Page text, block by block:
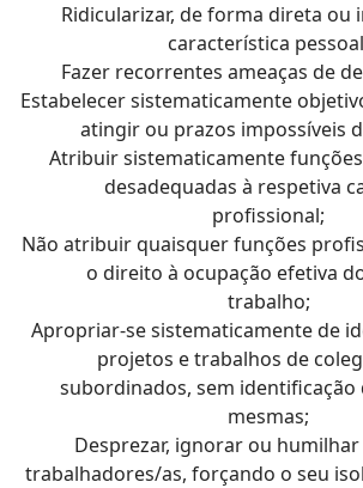
Ridicularizar, de forma direta ou
característica
Fazer recorrentes ameaças de
Estabelecer sistematicamente
atingir ou prazos impossíveis
Atribuir sistematicamente
desadequadas à respetiva
profissional;
Não atribuir quaisquer funções
o direito à ocupação efetiva
trabalho;
Apropriar-se sistematicamente de
projetos e trabalhos de
subordinados, sem identificação
mesmas;
Desprezar, ignorar ou
trabalhadores/as, forçando o seu